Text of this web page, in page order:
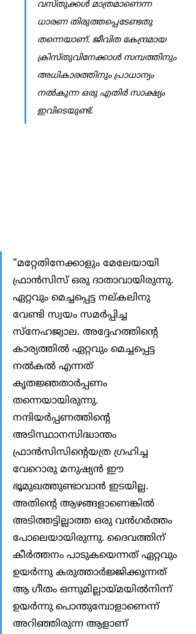
വസ്തുക്കള്‍ മാത്രമാണെന്ന
ധാരണ തിരുത്തപ്പെടേണ്ടതു
തന്നെയാണ്. ജീവിത കേന്ദ്രമായ
ക്രിസ്തുവിനേക്കാള്‍ സമ്പത്തിനും
അധികാരത്തിനും പ്രാധാന്യം
നല്‍കുന്ന ഒരു എതിര്‍ സാക്ഷ്യം
ഇവിടെയുണ്ട്.
"മറ്റേതിനേക്കാളും മേലേയായി
ഫ്രാന്‍സിസ് ഒരു ദാതാവായിരുന്നു.
ഏറ്റവും മെച്ചപ്പെട്ട നല്കലിനു
വേണ്ടി സ്വയം സമര്‍പ്പിച്ച
സ്നേഹജ്വാല. അദ്ദേഹത്തിന്‍റെ
കാര്യത്തില്‍ ഏറ്റവും മെച്ചപ്പെട്ട
നല്‍കല്‍ എന്നത്
കൃതജ്ഞതാര്‍പ്പണം
തന്നെയായിരുന്നു.
നന്ദിയര്‍പ്പണത്തിന്‍റെ
അടിസ്ഥാനസിദ്ധാന്തം
ഫ്രാന്‍സിസിന്‍റെയത്ര ഗ്രഹിച്ച
വേറൊരു മനുഷ്യന്‍ ഈ
ഭൂമുഖത്തുണ്ടാവാന്‍ ഇടയില്ല.
അതിന്‍റെ ആഴങ്ങളാണെങ്കില്‍
അടിത്തട്ടില്ലാത്ത ഒരു വന്‍ഗര്‍ത്തം
പോലെയായിരുന്നു. ദൈവത്തിന്
കീര്‍ത്തനം പാടുകയെന്നത് ഏറ്റവും
ഉയര്‍ന്നു കരുത്താര്‍ജ്ജിക്കുന്നത്
ആ ഗീതം ഒന്നുമില്ലായ്മയില്‍നിന്ന്
ഉയര്‍ന്നു പൊന്തുമ്പോളാണെന്ന്
അറിഞ്ഞിരുന്ന ആളാണ്